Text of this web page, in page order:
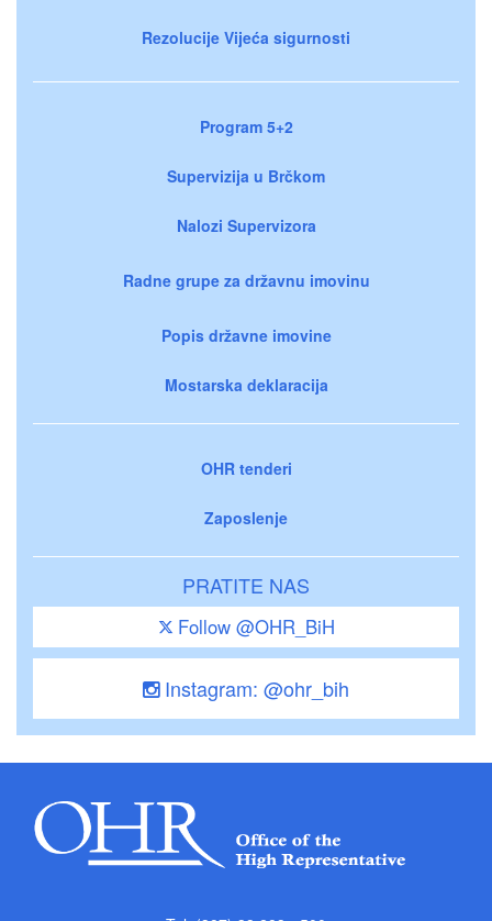
Rezolucije Vijeća sigurnosti
Program 5+2
Supervizija u Brčkom
Nalozi Supervizora
Radne grupe za državnu imovinu
Popis državne imovine
Mostarska deklaracija
OHR tenderi
Zaposlenje
PRATITE NAS
Follow @OHR_BiH
Instagram: @ohr_bih